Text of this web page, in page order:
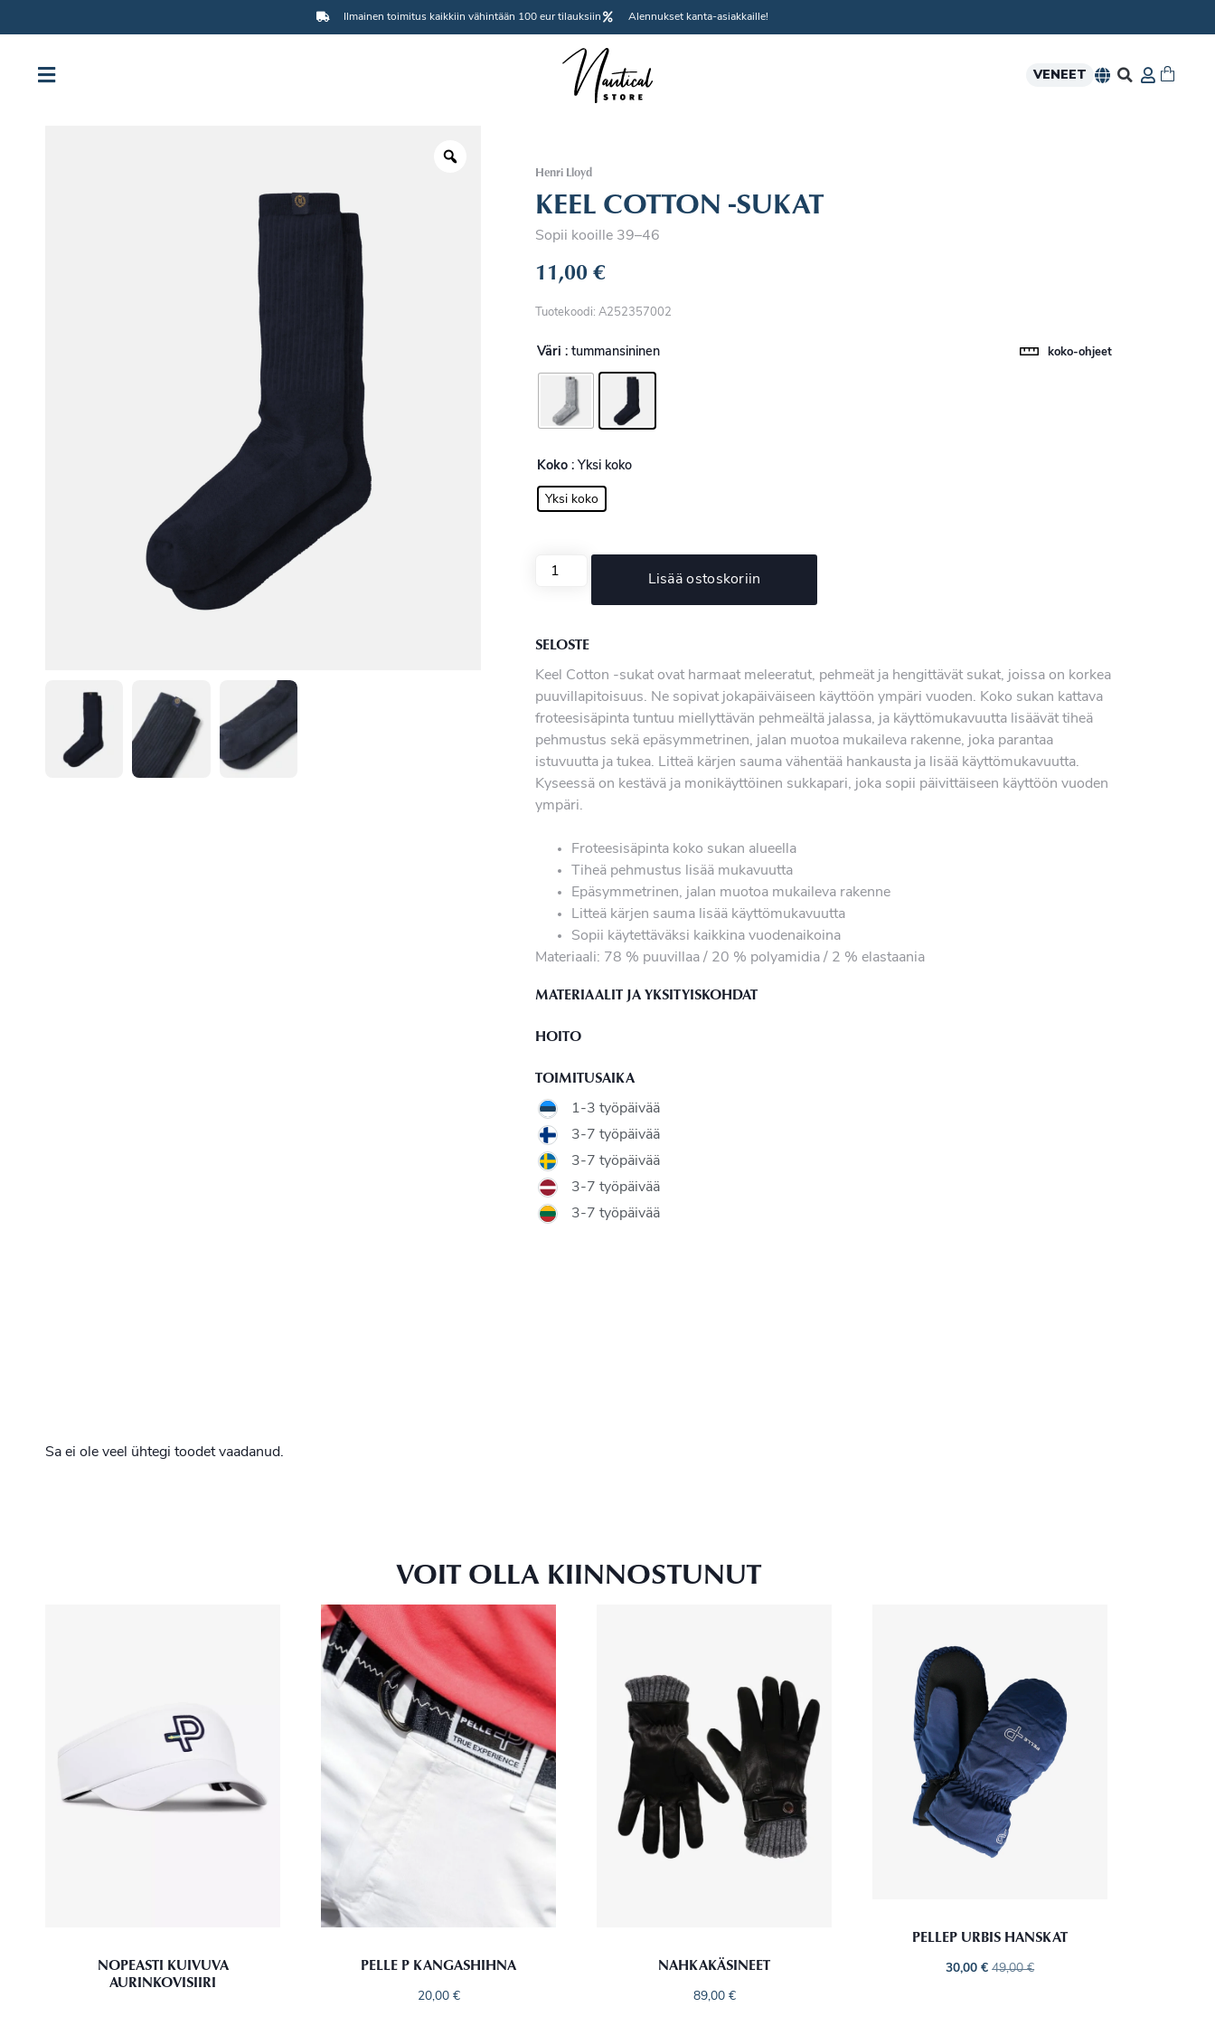
Ilmainen toimitus kaikkiin vähintään 100 eur tilauksiin Alennukset kanta-asiakkaille!
VENEET
Henri Lloyd
KEEL COTTON -SUKAT
Sopii kooille 39–46
11,00€
Tuotekoodi: A252357002
Väri : tummansininen
Koko : Yksi koko
Yksi koko
koko-ohjeet
Lisää ostoskoriin
SELOSTE
Keel Cotton -sukat ovat harmaat meleeratut, pehmeät ja hengittävät sukat, joissa on korkea
puuvillapitoisuus. Ne sopivat jokapäiväiseen käyttöön ympäri vuoden. Koko sukan kattava
froteesisäpinta tuntuu miellyttävän pehmeältä jalassa, ja käyttömukavuutta lisäävät tiheä
pehmustus sekä epäsymmetrinen, jalan muotoa mukaileva rakenne, joka parantaa
istuvuutta ja tukea. Litteä kärjen sauma vähentää hankausta ja lisää käyttömukavuutta.
Kyseessä on kestävä ja monikäyttöinen sukkapari, joka sopii päivittäiseen käyttöön vuoden
ympäri.
Froteesisäpinta koko sukan alueella
Tiheä pehmustus lisää mukavuutta
Epäsymmetrinen, jalan muotoa mukaileva rakenne
Litteä kärjen sauma lisää käyttömukavuutta
Sopii käytettäväksi kaikkina vuodenaikoina
Materiaali: 78 % puuvillaa / 20 % polyamidia / 2 % elastaania
MATERIAALIT JA YKSITYISKOHDAT
HOITO
TOIMITUSAIKA
1-3 työpäivää
3-7 työpäivää
3-7 työpäivää
3-7 työpäivää
3-7 työpäivää
Sa ei ole veel ühtegi toodet vaadanud.
VOIT OLLA KIINNOSTUNUT
NOPEASTI KUIVUVA
AURINKOVISIIRI
PELLE P KANGASHIHNA
20,00 €
NAHKAKÄSINEET
89,00 €
PELLEP URBIS HANSKAT
30,00€ 49,00€